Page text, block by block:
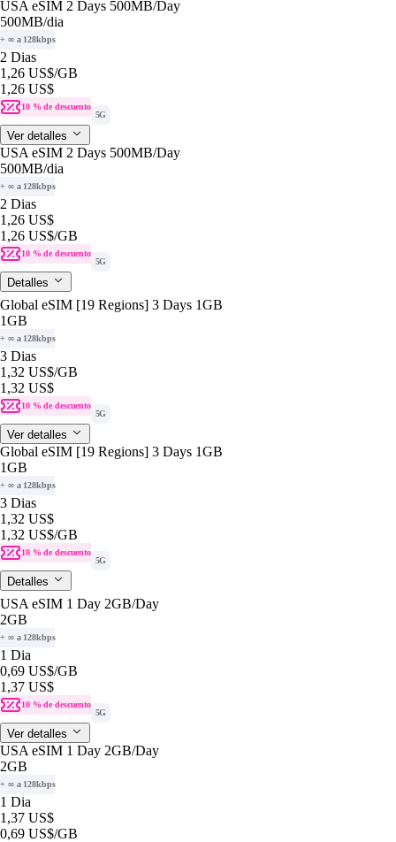
USA eSIM 2 Days 500MB/Day
500MB/dia
+ ∞ a 128kbps
2 Dias
1,26 US$/GB
1,26 US$
10 % de descuento
5G
Ver detalles
USA eSIM 2 Days 500MB/Day
500MB/dia
+ ∞ a 128kbps
2 Dias
1,26 US$
1,26 US$/GB
10 % de descuento
5G
Detalles
Global eSIM [19 Regions] 3 Days 1GB
1GB
+ ∞ a 128kbps
3 Dias
1,32 US$/GB
1,32 US$
10 % de descuento
5G
Ver detalles
Global eSIM [19 Regions] 3 Days 1GB
1GB
+ ∞ a 128kbps
3 Dias
1,32 US$
1,32 US$/GB
10 % de descuento
5G
Detalles
USA eSIM 1 Day 2GB/Day
2GB
+ ∞ a 128kbps
1 Dia
0,69 US$/GB
1,37 US$
10 % de descuento
5G
Ver detalles
USA eSIM 1 Day 2GB/Day
2GB
+ ∞ a 128kbps
1 Dia
1,37 US$
0,69 US$/GB